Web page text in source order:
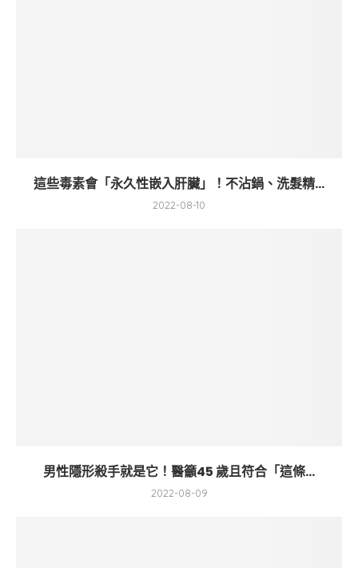
這些毒素會「永久性嵌入肝臟」！不沾鍋、洗髮精...
2022-08-10
男性隱形殺手就是它！醫籲45 歲且符合「這條...
2022-08-09